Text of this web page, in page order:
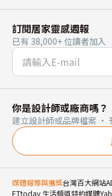
訂閱居家靈感週報
已有 38,000+ 位讀者加入
你是設計師或廠商嗎？
建立設計師或品牌檔案 ·
媒體報導與獲獎台灣百大網站
ETtoday 生活頻道特約媒體